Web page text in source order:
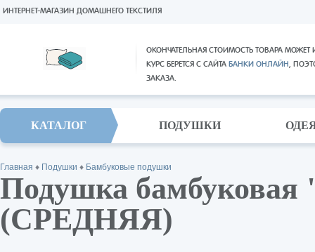
ОКОНЧАТЕЛЬНАЯ СТОИМОСТЬ ТОВАРА
КУРС БЕРЕТСЯ С САЙТА БАНКИ ОНЛАЙН,
ЗАКАЗА.
ИНТЕРНЕТ-МАГАЗИН ДОМАШНЕГО ТЕКСТИЛЯ
КАТАЛОГ ПОДУШКИ
Главная ♦ Подушки ♦ Бамбуковые подушки
Подушка
(СРЕДНЯЯ)